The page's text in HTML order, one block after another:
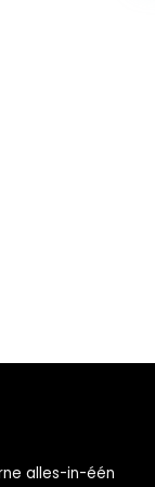
alles-in-één